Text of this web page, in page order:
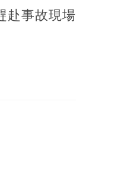
赴事故現場